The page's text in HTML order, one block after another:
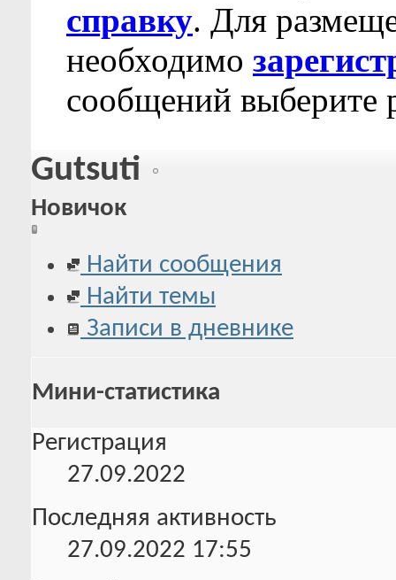
справку. Для
необходимо
сообщений выберите
Gutsuti
Новичок
Найти сообщения
Найти темы
Записи в дневнике
Мини-статистика
Регистрация
27.09.2022
Последняя активность
27.09.2022 17:55